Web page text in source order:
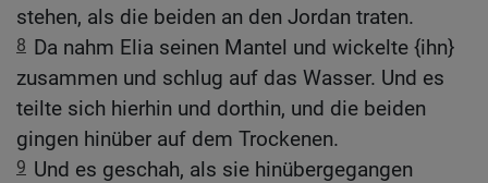
stehen, als die beiden an den Jordan traten.
8 Da nahm Elia seinen Mantel und wickelte {ihn}
zusammen und schlug auf das Wasser. Und es
teilte sich hierhin und dorthin, und die beiden
gingen hinüber auf dem Trockenen.
9 Und es geschah, als sie hinübergegangen